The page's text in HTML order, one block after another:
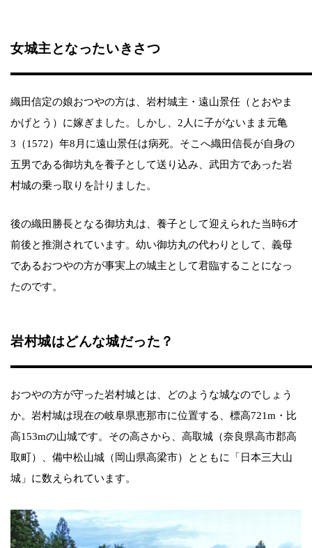
女城主となったいきさつ
織田信定の娘おつやの方は、岩村城主・遠山景任（とおやま
かげとう）に嫁ぎました。しかし、2人に子がないまま元亀
3（1572）年8月に遠山景任は病死。そこへ織田信長が自身の
五男である御坊丸を養子として送り込み、武田方であった岩
村城の乗っ取りを計りました。
後の織田勝長となる御坊丸は、養子として迎えられた当時6才
前後と推測されています。幼い御坊丸の代わりとして、義母
であるおつやの方が事実上の城主として君臨することになっ
たのです。
岩村城はどんな城だった？
おつやの方が守った岩村城とは、どのような城なのでしょう
か。岩村城は現在の岐阜県恵那市に位置する、標高721m・比
高153mの山城です。その高さから、高取城（奈良県高市郡高
取町）、備中松山城（岡山県高梁市）とともに「日本三大山
城」に数えられています。